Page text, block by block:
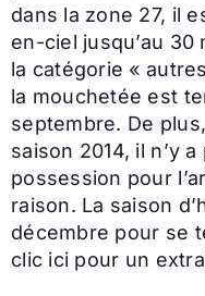
dans la zone 27, il
en-ciel jusqu’au
la catégorie «
la mouchetée est
septembre. De
saison 2014, il n’y
possession pour
raison. La saison
décembre pour se
clic ici pour un